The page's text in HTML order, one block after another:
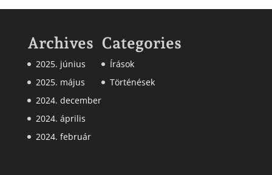
Archives
2025. június
2025. május
2024. december
2024. április
2024. február
Categories
Írások
Történések